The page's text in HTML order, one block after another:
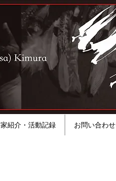
紹介・活動記録 お問い合わせ